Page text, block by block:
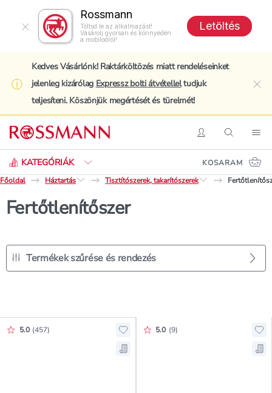
Rossmann
Töltsd le az alkalmazást!
Vásárolj gyorsan és könnyedén
a mobilodról!
Letöltés
Kedves Vásárlónk! Raktárköltözés miatt rendeléseinket
jelenleg kizárólag Expressz bolti átvételleltudjuk
teljesíteni. Köszönjük megértését és türelmét!
BelépésKeresés
KATEGÓRIÁK
Keresés
KOSARAM
Főoldal
Háztartás Tisztítószerek, takarítószerek
Fertőtlenítőszer
Termékek szűrése és rendezés
Értékelés pontszáma:
5.0 (457)
Hozzáadás a kedvencekhez,
Mentés a bevásárló listára,
Értékelés pontszáma:
5.0 (9)